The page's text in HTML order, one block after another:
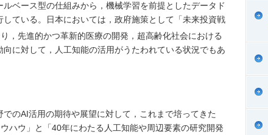
ベース型の仕組みから，機械学習を前提としたデータド
ている。日本においては，政府施策として「未来投資戦
，先進的かつ革新的医療の開発，超高齢化社会における
に対して，人工知能の活用がうたわれている状況でもあ
のAI活用の期待や展望に対して，これまで培ってきた
ハウ」と「40年にわたる人工知能や周辺要素の研究開発